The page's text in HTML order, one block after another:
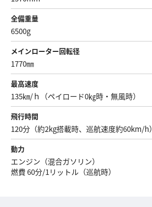
全備重量
6500g
メインローター回転径
1770㎜
最高速度
135㎞/ｈ（ペイロード0㎏時・無風時）
飛行時間
120分（約2kg搭載時、巡航速度約60km/h）
動力
エンジン（混合ガソリン）
燃費 60分/1リットル（巡航時）